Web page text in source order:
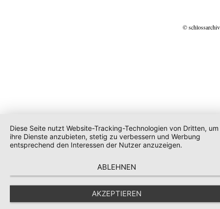
©
Diese Seite nutzt Website-Tracking-Technologien von Dritten, um
ihre Dienste anzubieten, stetig zu verbessern und Werbung
entsprechend den Interessen der Nutzer anzuzeigen.
ABLEHNEN
AKZEPTIEREN